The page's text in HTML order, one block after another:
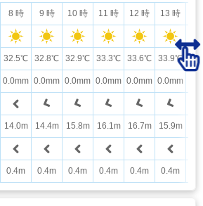
8 時 9 時 10 時 11 時 12 時 13 時
32.5℃ 32.8℃ 32.9℃ 33.3℃ 33.6℃ 33.9℃
0.0mm 0.0mm 0.0mm 0.0mm 0.0mm 0.0mm
14.0m 14.4m 15.8m 16.1m 16.7m 15.9m
0.4m 0.4m 0.4m 0.4m 0.4m 0.4m